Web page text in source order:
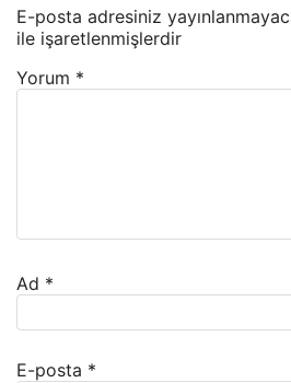
E-posta adresiniz
ile işaretlenmişlerdir
Yorum *
Ad *
E-posta *